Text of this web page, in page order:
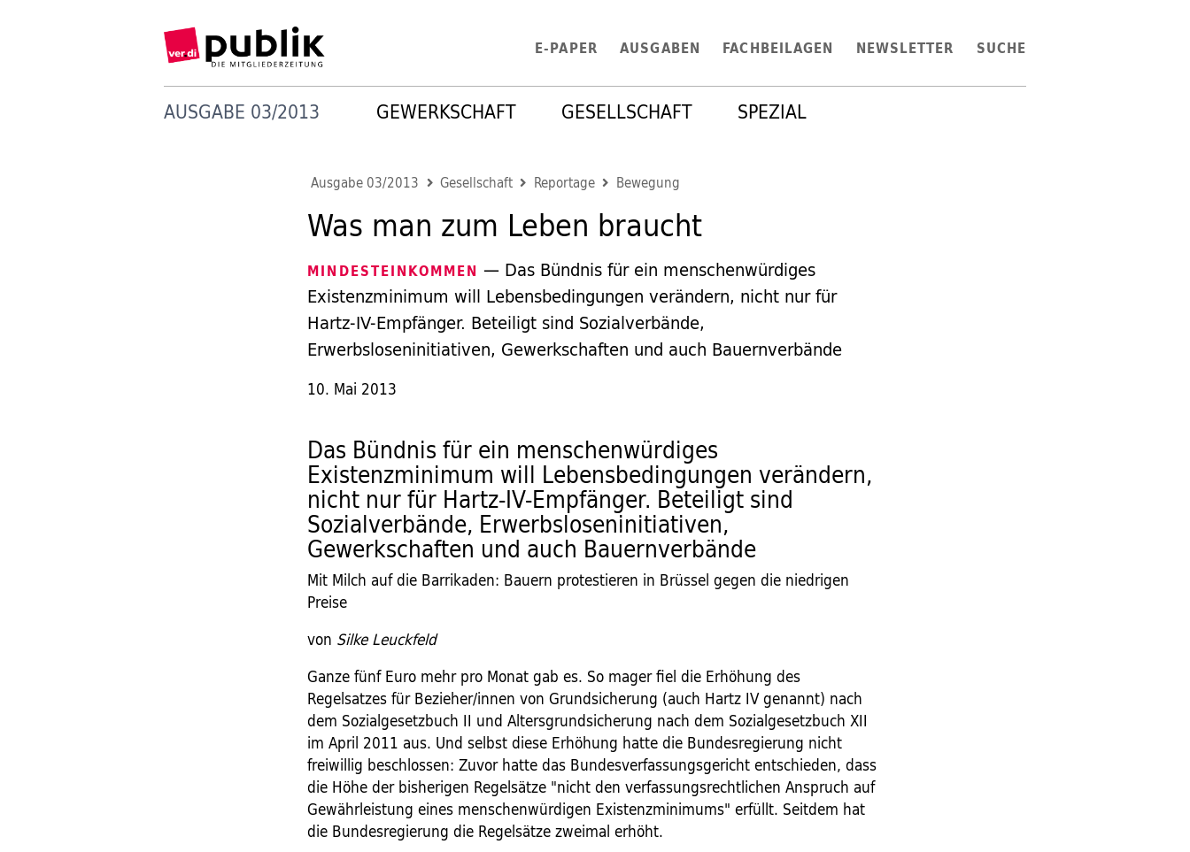
E-PAPER AUSGABEN FACHBEILAGEN NEWSLETTER SUCHE
AUSGABE 03/2013 GEWERKSCHAFT GESELLSCHAFT SPEZIAL
Ausgabe 03/2013 Gesellschaft Reportage Bewegung
Was man zum Leben braucht
MINDESTEINKOMMEN — Das Bündnis für ein menschenwürdiges
Existenzminimum will Lebensbedingungen verändern, nicht nur für
Hartz-IV-Empfänger. Beteiligt sind Sozialverbände,
Erwerbsloseninitiativen, Gewerkschaften und auch Bauernverbände
10. Mai 2013
Das Bündnis für ein menschenwürdiges
Existenzminimum will Lebensbedingungen verändern,
nicht nur für Hartz-IV-Empfänger. Beteiligt sind
Sozialverbände, Erwerbsloseninitiativen,
Gewerkschaften und auch Bauernverbände
Mit Milch auf die Barrikaden: Bauern protestieren in Brüssel gegen die niedrigen
Preise
von Silke Leuckfeld
Ganze fünf Euro mehr pro Monat gab es. So mager fiel die Erhöhung des
Regelsatzes für Bezieher/innen von Grundsicherung (auch Hartz IV genannt) nach
dem Sozialgesetzbuch II und Altersgrundsicherung nach dem Sozialgesetzbuch XII
im April 2011 aus. Und selbst diese Erhöhung hatte die Bundesregierung nicht
freiwillig beschlossen: Zuvor hatte das Bundesverfassungsgericht entschieden, dass
die Höhe der bisherigen Regelsätze "nicht den verfassungsrechtlichen Anspruch auf
Gewährleistung eines menschenwürdigen Existenzminimums" erfüllt. Seitdem hat
die Bundesregierung die Regelsätze zweimal erhöht.